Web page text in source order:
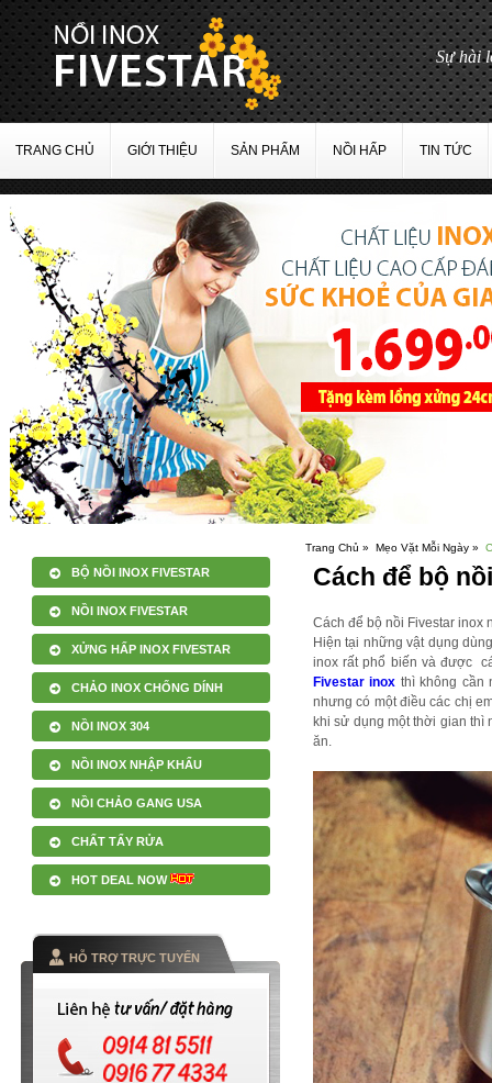
TRANG CHỦ GIỚI THIỆU SẢN PHẨM NỒI HẤP TIN TỨC
BỘ NỒI INOX FIVESTAR
NỒI INOX FIVESTAR
XỬNG HẤP INOX FIVESTAR
CHẢO INOX CHỐNG DÍNH
NỒI INOX 304
NỒI INOX NHẬP KHẨU
NỒI CHẢO GANG USA
CHẤT TẨY RỬA
HOT DEAL NOW
HỖ TRỢ TRỰC TUYẾN
Trang Chủ » Mẹo Vặt Mỗi Ngày »
Cách để bộ
Cách để bộ nồi Fivestar inox
Hiện tại những vật dụng
inox rất phổ biến và được
Fivestar inox thì không cần
nhưng có một điều các chị
khi sử dụng một thời gian thì
ăn.